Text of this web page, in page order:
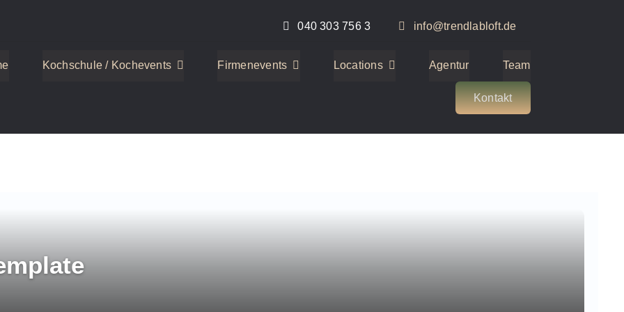
040 303 756 3 info@trendlabloft.de
Kochschule / Kochevents Firmenevents Locations Agentur Team
Kontakt